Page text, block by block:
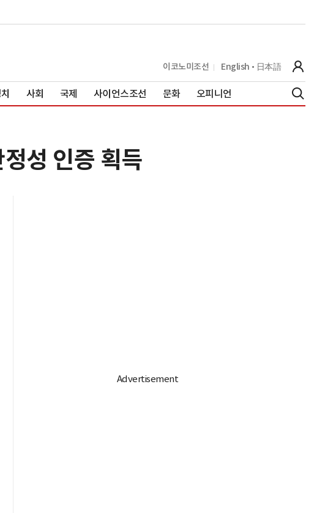
이코노미조선 English 日本語
사회 국제 사이언스조선 문화 오피니언
성 인증 획득